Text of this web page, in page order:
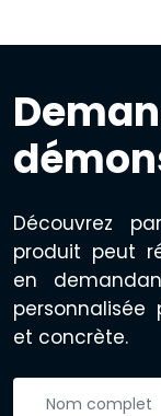
Découvrez
produit peut
en
et concrète.